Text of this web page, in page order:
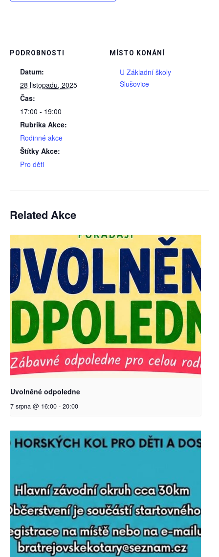
PODROBNOSTI
Datum:
28 listopadu, 2025
Čas:
17:00 - 19:00
Rubrika Akce:
Rodinné akce
Štítky Akce:
Pro děti
MÍSTO KONÁNÍ
U Základní školy
Slušovice
Related Akce
Uvolněné odpoledne
7 srpna @ 16:00 - 20:00